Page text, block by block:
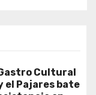
Cultural
el Pajares bate